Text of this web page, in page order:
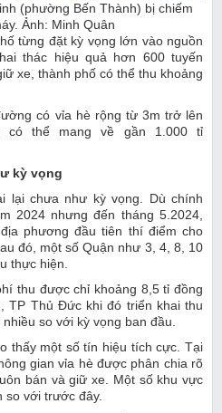
(phường Bến Thành) bị chiếm
Ảnh: Minh Quân
từng đặt kỳ vọng lớn vào nguồn
thác hiệu quả hơn 600 tuyến
xe, thành phố có thể thu khoảng
có vỉa hè rộng từ 3m trở lên
có thể mang về gần 1.000 tỉ
kỳ vọng
lại chưa như kỳ vọng. Dù chính
2024 nhưng đến tháng 5.2024,
phương đầu tiên thí điểm cho
đó, một số Quận như 3, 4, 8, 10
thực hiện.
thu được chỉ khoảng 8,5 tỉ đồng
TP Thủ Đức khi đó triển khai thu
so với kỳ vọng ban đầu.
thấy một số tín hiệu tích cực. Tại
gian vỉa hè được phân chia rõ
bán và giữ xe. Một số khu vực
với trước đây.